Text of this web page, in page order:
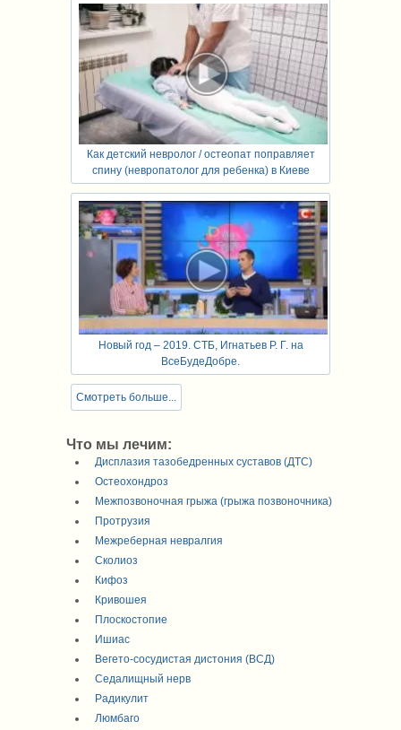
Как детский невролог / остеопат поправляет
спину (невропатолог для ребенка) в Киеве
Новый год – 2019. СТБ, Игнатьев Р. Г. на
ВсеБудеДобре.
Смотреть больше...
Что мы лечим:
Дисплазия тазобедренных суставов (ДТС)
Остеохондроз
Межпозвоночная грыжа (грыжа позвоночника)
Протрузия
Межреберная невралгия
Сколиоз
Кифоз
Кривошея
Плоскостопие
Ишиас
Вегето-сосудистая дистония (ВСД)
Седалищный нерв
Радикулит
Люмбаго